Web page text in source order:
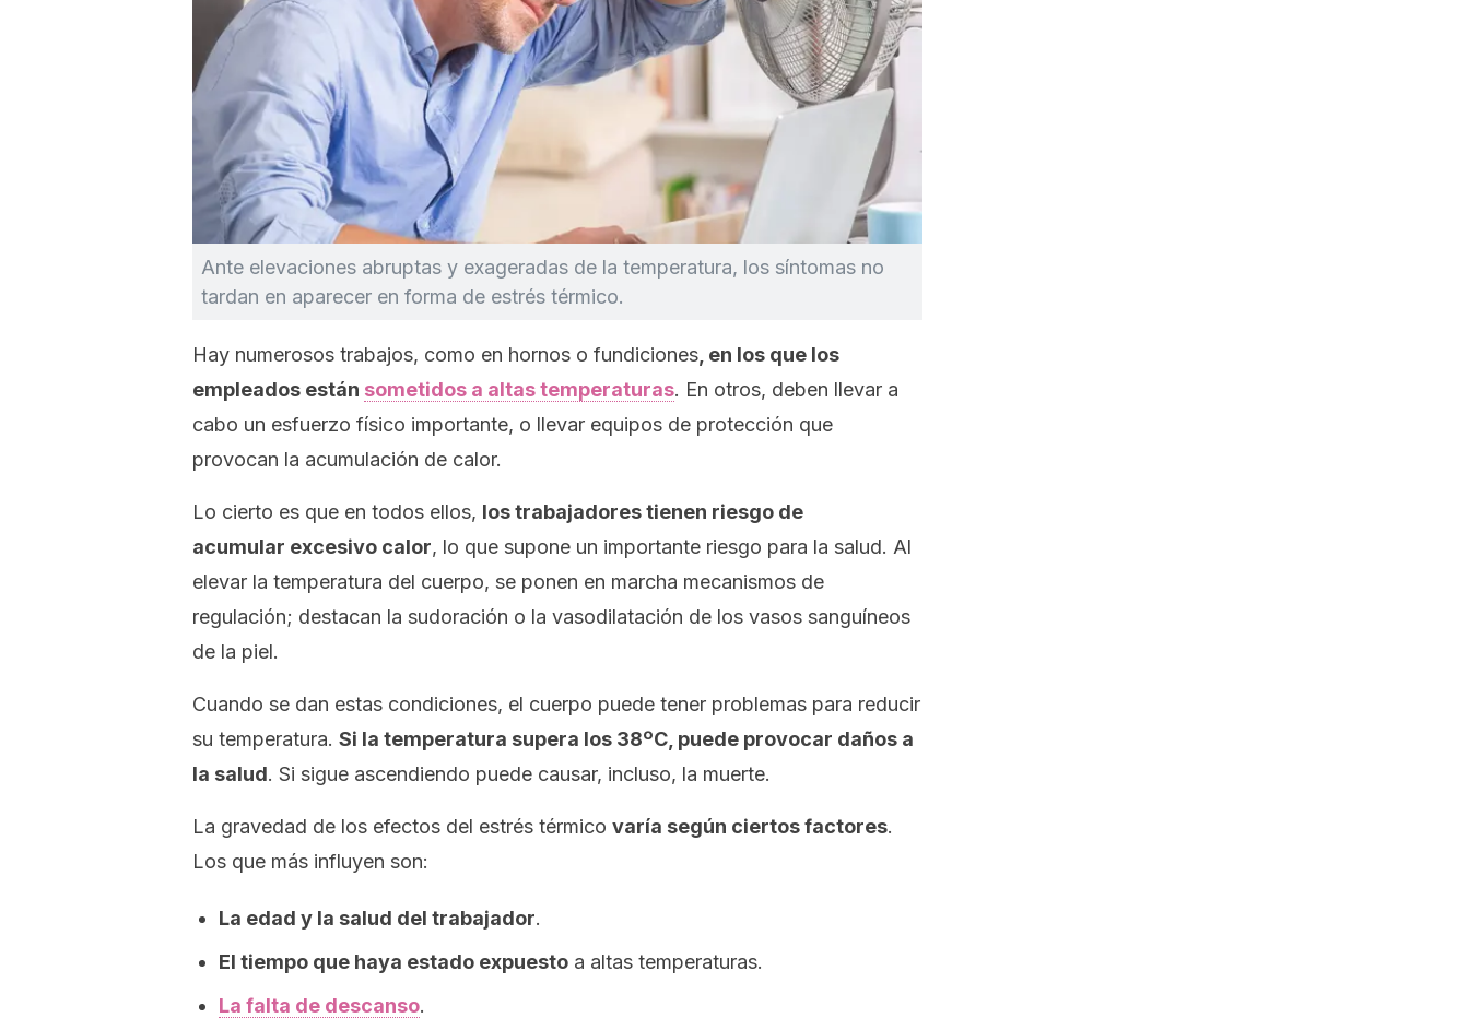
Ante elevaciones abruptas y exageradas de la temperatura, los síntomas no
tardan en aparecer en forma de estrés térmico.
Hay numerosos trabajos, como en hornos o fundiciones , en los que los
empleados están sometidos a altas temperaturas. En otros, deben llevar a
cabo un esfuerzo físico importante, o llevar equipos de protección que
provocan la acumulación de calor.
Lo cierto es que en todos ellos, los trabajadores tienen riesgo de
acumular excesivo calor, lo que supone un importante riesgo para la salud. Al
elevar la temperatura del cuerpo, se ponen en marcha mecanismos de
regulación; destacan la sudoración o la vasodilatación de los vasos sanguíneos
de la piel.
Cuando se dan estas condiciones, el cuerpo puede tener problemas para reducir
su temperatura. Si la temperatura supera los 38ºC, puede provocar daños a
la salud. Si sigue ascendiendo puede causar, incluso, la muerte.
La gravedad de los efectos del estrés térmico varía según ciertos factores.
Los que más influyen son:
La edad y la salud del trabajador.
El tiempo que haya estado expuesto a altas temperaturas.
La falta de descanso.